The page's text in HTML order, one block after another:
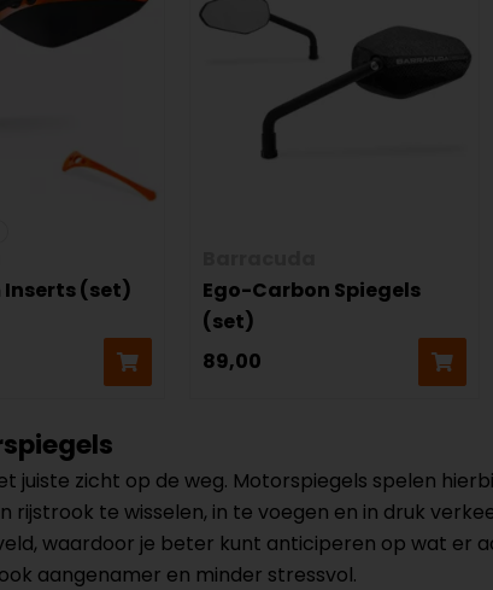
(set)
Ego-Carbon Spiegels
(set)
89,00
zicht op de weg. Motorspiegels spelen
rijstrook te wisselen, in te voegen en in druk
waardoor je beter kunt anticiperen op wat er
aangenamer en minder stressvol.